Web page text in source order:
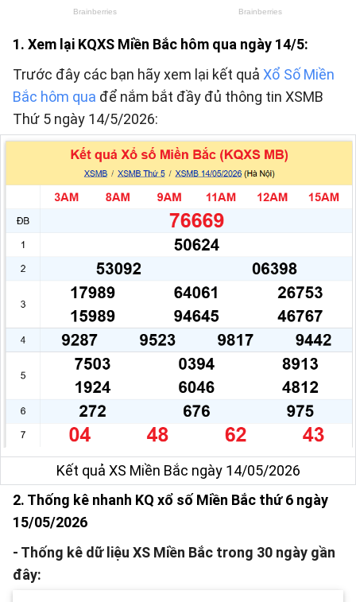
1. Xem lại KQXS Miền Bắc hôm qua ngày 14/5:
Trước đây các bạn hãy xem lại kết quả Xổ Số Miền
Bắc hôm qua để nắm bắt đầy đủ thông tin XSMB
Thứ 5 ngày 14/5/2026:
Kết quả XS Miền Bắc ngày 14/05/2026
2. Thống kê nhanh KQ xổ số Miền Bắc thứ 6 ngày
15/05/2026
- Thống kê dữ liệu XS Miền Bắc trong 30 ngày gần
đây: